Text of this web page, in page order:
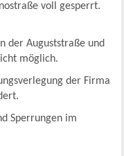
voll gesperrt.
der Auguststraße und
möglich.
der Firma
Sperrungen im